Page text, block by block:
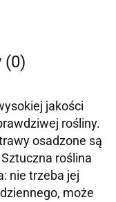
(0)
jakości
rośliny.
osadzone są
roślina
nie trzeba jej
może